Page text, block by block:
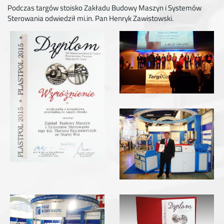
Podczas targów stoisko Zakładu Budowy Maszyn i Systemów
Sterowania odwiedził mi.in. Pan Henryk Zawistowski.